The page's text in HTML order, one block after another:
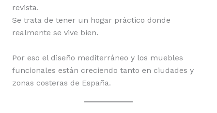
revista.
Se trata de tener un hogar práctico donde
realmente se vive bien.
Por eso el diseño mediterráneo y los muebles
funcionales están creciendo tanto en ciudades y
zonas costeras de España.